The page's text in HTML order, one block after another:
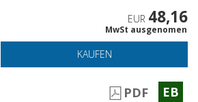
EUR 48,16
MwSt ausgenomen
KAUFEN
PDF EB